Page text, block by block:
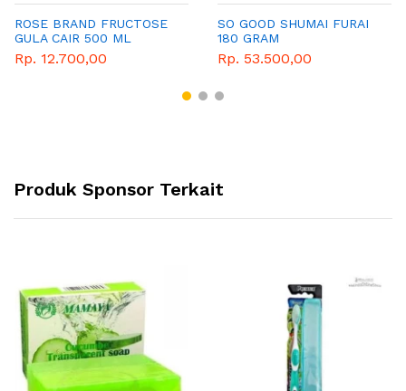
ROSE BRAND FRUCTOSE
GULA CAIR 500 ML
Rp. 12.700,00
SO GOOD SHUMAI FURAI
180 GRAM
Rp. 53.500,00
Produk Sponsor Terkait